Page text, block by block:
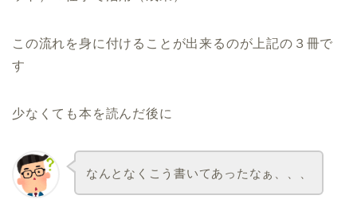
この流れを身に付けることが出来るのが上記の３冊で
す
少なくても本を読んだ後に
なんとなくこう書いてあったなぁ、、、